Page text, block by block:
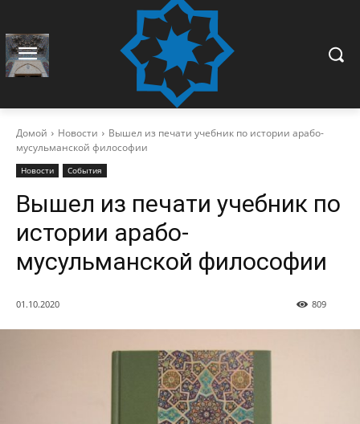
Домой Новости
Вышел из печати учебник по истории арабо-
мусульманской философии
Новости События
Вышел из печати учебник по
истории арабо-
мусульманской философии
01.10.2020 809